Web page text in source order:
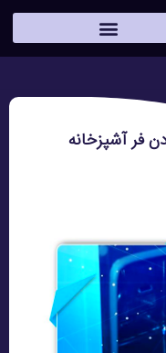
کردن فر آشپزخانه
فر آشپزخانه